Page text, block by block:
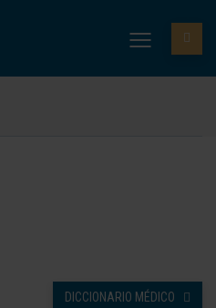
DICCIONARIO MÉDICO